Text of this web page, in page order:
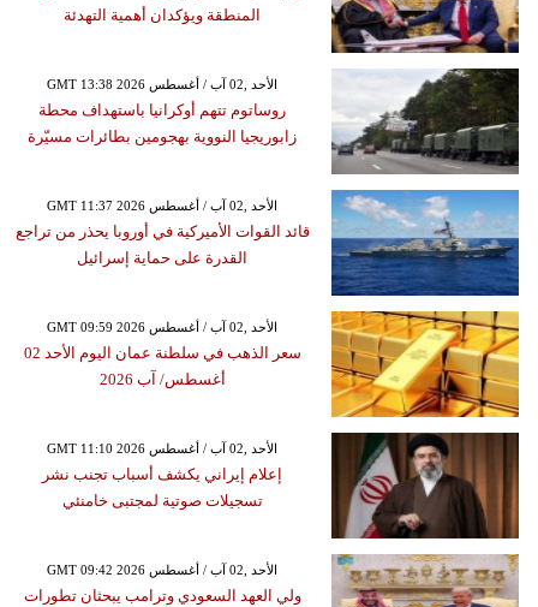
المنطقة ويؤكدان أهمية التهدئة
GMT 13:38 2026 الأحد ,02 آب / أغسطس
روساتوم تتهم أوكرانيا باستهداف محطة
زابوريجيا النووية بهجومين بطائرات مسيّرة
GMT 11:37 2026 الأحد ,02 آب / أغسطس
قائد القوات الأميركية في أوروبا يحذر من تراجع
القدرة على حماية إسرائيل
GMT 09:59 2026 الأحد ,02 آب / أغسطس
سعر الذهب في سلطنة عمان اليوم الأحد 02
أغسطس/ آب 2026
GMT 11:10 2026 الأحد ,02 آب / أغسطس
إعلام إيراني يكشف أسباب تجنب نشر
تسجيلات صوتية لمجتبى خامنئي
GMT 09:42 2026 الأحد ,02 آب / أغسطس
ولي العهد السعودي وترامب يبحثان تطورات